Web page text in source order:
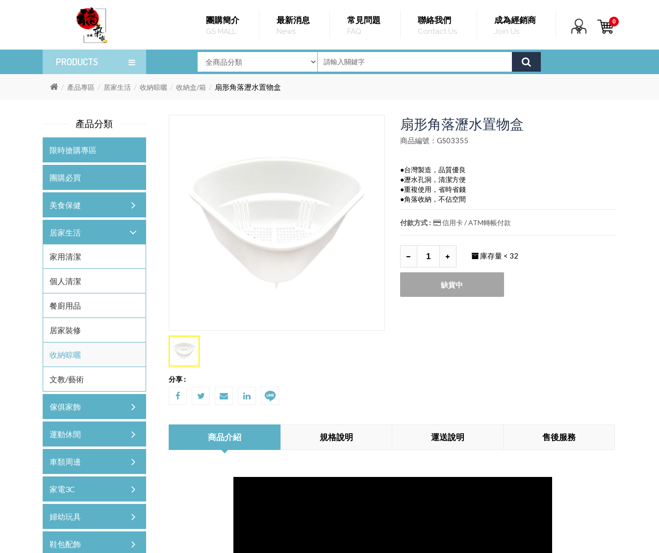
0
團購簡介
GS MALL
最新消息
News
常見問題
FAQ
聯絡我們
Contact Us
成為經銷商
Join Us
PRODUCTS
產品專區 居家生活 收納晾曬 收納盒/箱 扇形角落瀝水置物盒
分享 :
扇形角落瀝水置物盒
商品編號：GS03355
●台灣製造，品質優良
●瀝水孔洞，清潔方便
●重複使用，省時省錢
●角落收納，不佔空間
付款方式 : 信用卡 / ATM轉帳付款
庫存量 < 32
缺貨中
商品介紹 規格說明 運送說明 售後服務
產品分類
限時搶購專區
團購必買
美食保健
居家生活
家用清潔
個人清潔
餐廚用品
居家裝修
收納晾曬
文教/藝術
傢俱家飾
運動休閒
車類周邊
家電3C
婦幼玩具
鞋包配飾